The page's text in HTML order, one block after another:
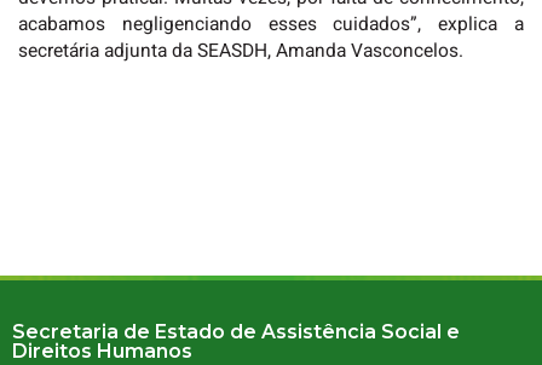
acabamos negligenciando esses cuidados”, explica a
secretária adjunta da SEASDH, Amanda Vasconcelos.
Secretaria de Estado de Assistência Social e
Direitos Humanos